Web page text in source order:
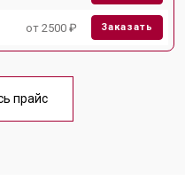
от 2500 ₽ Заказать
прайс